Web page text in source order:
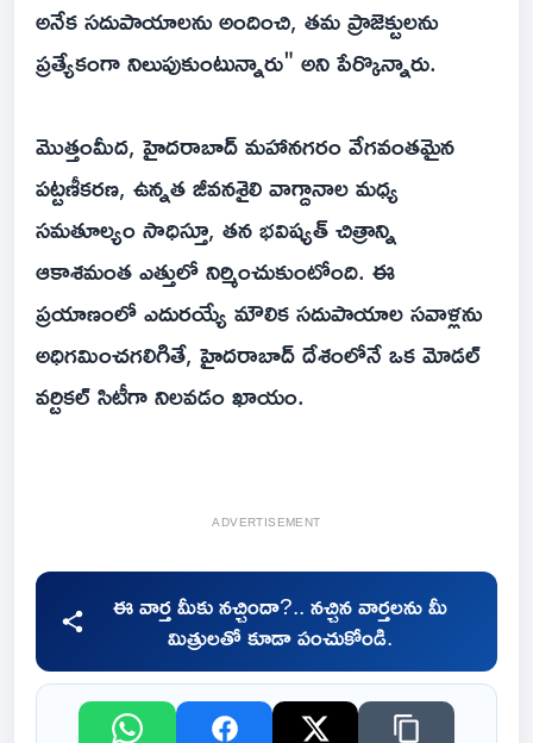
అనేక సదుపాయాలను అందించి, తమ ప్రాజెక్టులను
ప్రత్యేకంగా నిలుపుకుంటున్నారు" అని పేర్కొన్నారు.
మొత్తంమీద, హైదరాబాద్ మహానగరం వేగవంతమైన
పట్టణీకరణ, ఉన్నత జీవనశైలి వాగ్దానాల మధ్య
సమతూల్యం సాధిస్తూ, తన భవిష్యత్ చిత్రాన్ని
ఆకాశమంత ఎత్తులో నిర్మించుకుంటోంది. ఈ
ప్రయాణంలో ఎదురయ్యే మౌలిక సదుపాయాల సవాళ్లను
అధిగమించగలిగితే, హైదరాబాద్ దేశంలోనే ఒక మోడల్
వర్టికల్ సిటీగా నిలవడం ఖాయం.
ADVERTISEMENT
ఈ వార్త మీకు నచ్చిందా?.. నచ్చిన వార్తలను మీ
మిత్రులతో కూడా పంచుకోండి.